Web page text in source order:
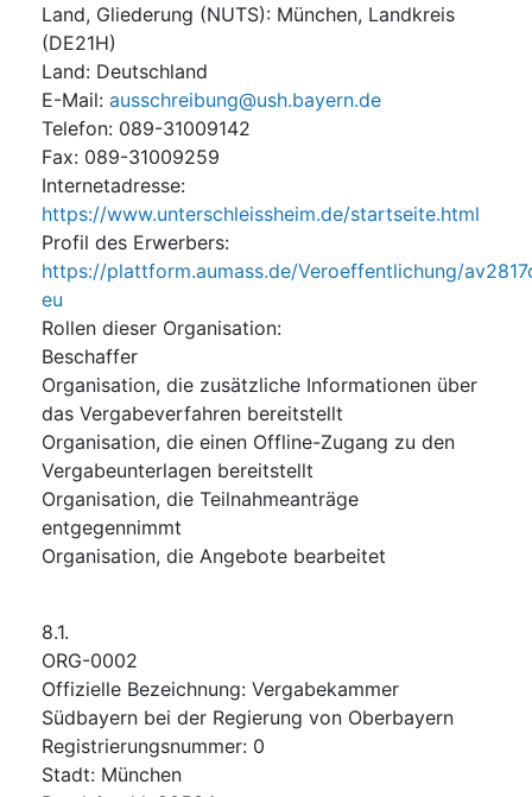
Land, Gliederung (NUTS): München, Landkreis
(DE21H)
Land: Deutschland
E-Mail: ausschreibung@ush.bayern.de
Telefon: 089-31009142
Fax: 089-31009259
Internetadresse:
https://www.unterschleissheim.de/startseite.html
Profil des Erwerbers:
https://plattform.aumass.de/Veroeffentlichung/
eu
Rollen dieser Organisation:
Beschaffer
Organisation, die zusätzliche Informationen über
das Vergabeverfahren bereitstellt
Organisation, die einen Offline-Zugang zu den
Vergabeunterlagen bereitstellt
Organisation, die Teilnahmeanträge
entgegennimmt
Organisation, die Angebote bearbeitet
8.1.
ORG-0002
Offizielle Bezeichnung: Vergabekammer
Südbayern bei der Regierung von Oberbayern
Registrierungsnummer: 0
Stadt: München